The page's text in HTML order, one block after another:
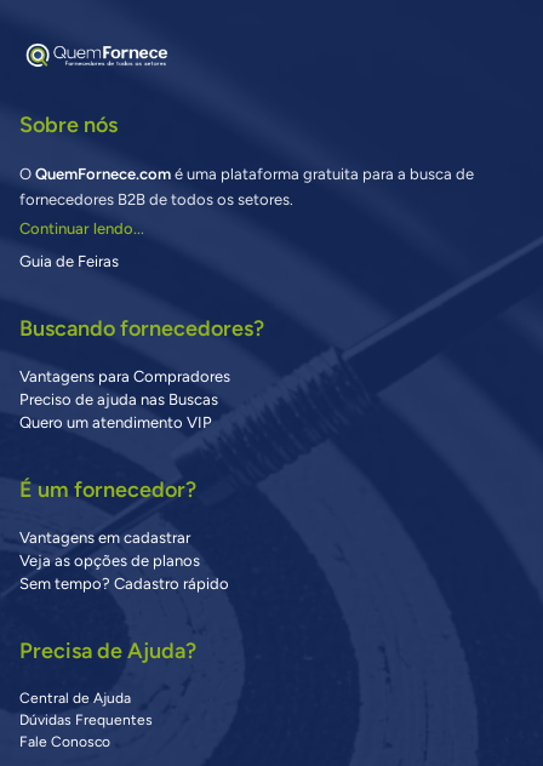
Sobre nós
O QuemFornece.com é uma plataforma gratuita para a busca de
fornecedores B2B de todos os setores.
Continuar lendo...
Guia de Feiras
Buscando fornecedores?
Vantagens para Compradores
Preciso de ajuda nas Buscas
Quero um atendimento VIP
É um fornecedor?
Vantagens em cadastrar
Veja as opções de planos
Sem tempo? Cadastro rápido
Precisa de Ajuda?
Central de Ajuda
Dúvidas Frequentes
Fale Conosco